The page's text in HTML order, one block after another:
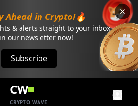
Ahead in Crypto!🔥
& alerts straight to your inbox
our newsletter now!
Subscribe
CW
CRYPTO WAVE